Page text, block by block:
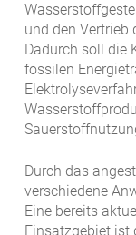
und den Vertrieb
Dadurch soll die
fossilen
Durch das
verschiedene
Eine bereits
Einsatzgebiet ist